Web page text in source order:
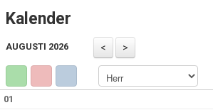
KONTAKT
Kalender
AUGUSTI 2026
01